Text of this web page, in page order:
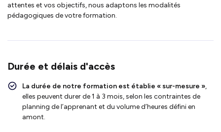
attentes et vos objectifs, nous adaptons les modalités
pédagogiques de votre formation.
Durée et délais d'accès
La durée de notre formation est établie « sur-mesure »,
elles peuvent durer de 1 à 3 mois, selon les contraintes de
planning de l’apprenant et du volume d’heures défini en
amont.